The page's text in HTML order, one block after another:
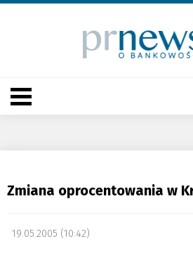
Zmiana oprocentowania w
19.05.2005 (10:42)